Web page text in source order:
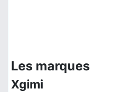
Les marques
Xgimi